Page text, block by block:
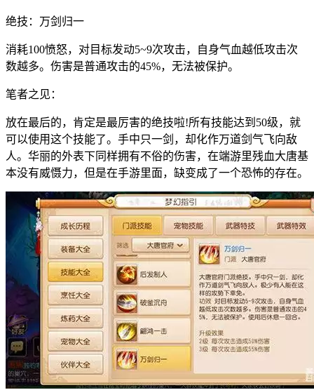
绝技：万剑归一
消耗100愤怒，对目标发动5~9次攻击，自身气血越低攻击次
数越多。伤害是普通攻击的45%，无法被保护。
笔者之见：
放在最后的，肯定是最厉害的绝技啦!所有技能达到50级，就
可以使用这个技能了。手中只一剑，却化作万道剑气飞向敌
人。华丽的外表下同样拥有不俗的伤害，在端游里残血大唐基
本没有威慑力，但是在手游里面，缺变成了一个恐怖的存在。